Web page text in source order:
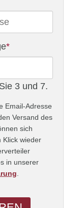
*
3 und 7.
Email-Adresse
Versand des
sich
Klick wieder
in unserer